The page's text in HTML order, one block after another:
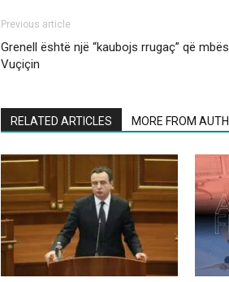
Previous article
Grenell është një “kaubojs rrugaç” që
Vuçiçin
RELATED ARTICLES MORE FROM